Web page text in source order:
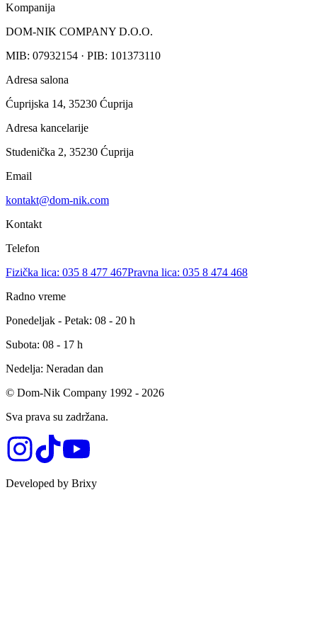
Kompanija
DOM-NIK COMPANY D.O.O.
MIB: 07932154 · PIB: 101373110
Adresa salona
Ćuprijska 14, 35230 Ćuprija
Adresa kancelarije
Studenička 2, 35230 Ćuprija
Email
kontakt@dom-nik.com
Kontakt
Telefon
Fizička lica: 035 8 477 467Pravna lica: 035 8 474 468
Radno vreme
Ponedeljak - Petak: 08 - 20 h
Subota: 08 - 17 h
Nedelja: Neradan dan
© Dom-Nik Company 1992 - 2026
Sva prava su zadržana.
Developed by Brixy